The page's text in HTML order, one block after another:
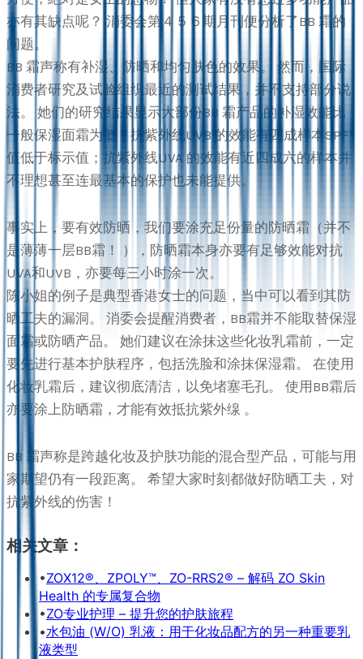
亦有其缺点呢？ 消委会第４５６期月刊便分析了BB 霜的
问题。
BB 霜声称有补湿、防晒和均匀肤色的效果。 然而，国际
消费者研究及试验组织最近的测试结果，并不支持部分说
法。 她们的研究结果显示大部份BB 霜产品的补湿效能比
一般保湿面霜为低；抗紫外线UVB 的效能有四成样本SPF
值低于标示值；抗紫外线UVA 的效能有近四成六的样本并
不理想甚至连最基本的保护也未能提供。
事实上，要有效防晒，我们要涂充足份量的防晒霜（并不
是薄薄一层BB霜！ ），防晒霜本身亦要有足够效能对抗
UVA和UVB，亦要每三小时涂一次。
陈小姐的例子是典型香港女士的问题，当中可以看到其防
晒工夫的漏洞。 消委会提醒消费者，BB霜并不能取替保湿
面霜或防晒产品。 她们建议在涂抹这些化妆乳霜前，一定
要先进行基本护肤程序，包括洗脸和涂抹保湿霜。 在使用
化妆乳霜后，建议彻底清洁，以免堵塞毛孔。 使用BB霜后
亦要涂上防晒霜，才能有效抵抗紫外缐 。
BB 霜声称是跨越化妆及护肤功能的混合型产品，可能与用
家期望仍有一段距离。 希望大家时刻都做好防晒工夫，对
抗紫外线的伤害！
相关文章：
•ZOX12®、ZPOLY™、ZO-RRS2® – 解码 ZO Skin
Health 的专属复合物
•ZO专业护理 – 提升您的护肤旅程
•水包油 (W/O) 乳液：用于化妆品配方的另一种重要乳
液类型